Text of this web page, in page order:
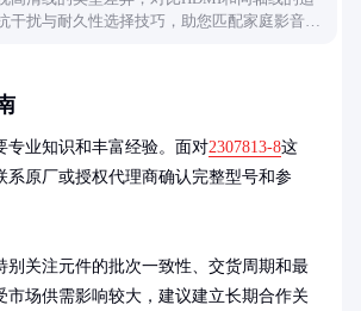
干扰与耐久性选择技巧，助您匹配家庭影音需
专业知识和丰富经验。面对2307813-8这
系原厂或授权代理商确认完整型号和参
别关注元件的批次一致性、交货周期和最
市场供需影响较大，建议建立长期合作关